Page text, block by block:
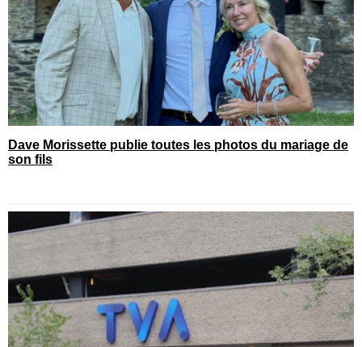
Dave Morissette publie toutes les photos du mariage de
son fils